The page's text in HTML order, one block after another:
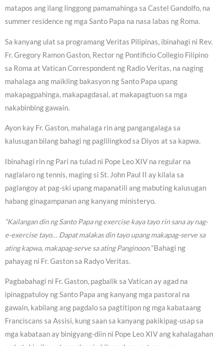
matapos ang ilang linggong pamamahinga sa Castel Gandolfo, na
summer residence ng mga Santo Papa na nasa labas ng Roma.
Sa kanyang ulat sa programang Veritas Pilipinas, ibinahagi ni Rev.
Fr. Gregory Ramon Gaston, Rector ng Pontificio Collegio Filipino
sa Roma at Vatican Correspondent ng Radio Veritas, na naging
mahalaga ang maikling bakasyon ng Santo Papa upang
makapagpahinga, makapagdasal, at makapagtuon sa mga
nakabinbing gawain.
Ayon kay Fr. Gaston, mahalaga rin ang pangangalaga sa
kalusugan bilang bahagi ng paglilingkod sa Diyos at sa kapwa.
Ibinahagi rin ng Pari na tulad ni Pope Leo XIV na regular na
naglalaro ng tennis, maging si St. John Paul II ay kilala sa
paglangoy at pag-ski upang mapanatili ang mabuting kalusugan
habang ginagampanan ang kanyang ministeryo.
“Kailangan din ng Santo Papa ng exercise kaya tayo rin sana ay nag-
e-exercise tayo… Dapat malakas din tayo upang makapag-serve sa
ating kapwa, makapag-serve sa ating Panginoon.”Bahagi ng
pahayag ni Fr. Gaston sa Radyo Veritas.
Pagbabahagi ni Fr. Gaston, pagbalik sa Vatican ay agad na
ipinagpatuloy ng Santo Papa ang kanyang mga pastoral na
gawain, kabilang ang pagdalo sa pagtitipon ng mga kabataang
Franciscans sa Assisi, kung saan sa kanyang pakikipag-usap sa
mga kabataan ay binigyang-diin ni Pope Leo XIV ang kahalagahan